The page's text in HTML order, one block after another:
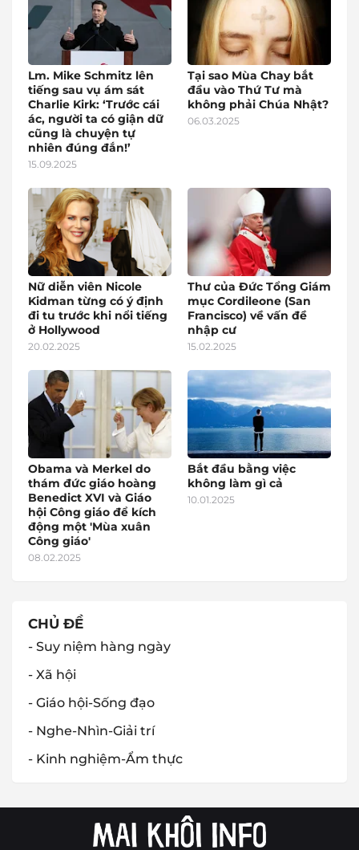
Lm. Mike Schmitz lên
tiếng sau vụ ám sát
Charlie Kirk: ‘Trước cái
ác, người ta có giận dữ
cũng là chuyện tự
nhiên đúng đắn!’
15.09.2025
Tại sao Mùa Chay bắt
đầu vào Thứ Tư mà
không phải Chúa Nhật?
06.03.2025
Nữ diễn viên Nicole
Kidman từng có ý định
đi tu trước khi nổi tiếng
ở Hollywood
20.02.2025
Thư của Đức Tổng Giám
mục Cordileone (San
Francisco) về vấn đề
nhập cư
15.02.2025
Obama và Merkel do
thám đức giáo hoàng
Benedict XVI và Giáo
hội Công giáo để kích
động một 'Mùa xuân
Công giáo'
08.02.2025
Bắt đầu bằng việc
không làm gì cả
10.01.2025
CHỦ ĐỀ
- Suy niệm hàng ngày
- Xã hội
- Giáo hội-Sống đạo
- Nghe-Nhìn-Giải trí
- Kinh nghiệm-Ẩm thực